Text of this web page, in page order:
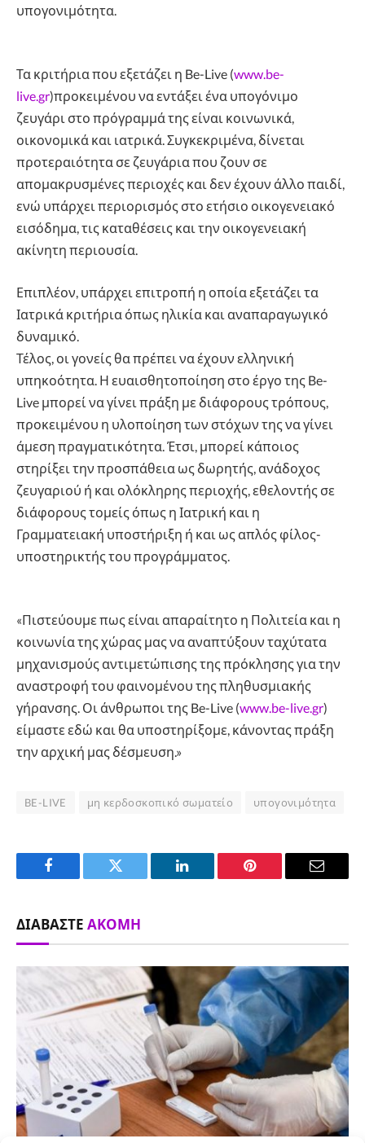
υπογονιμότητα.
Τα κριτήρια που εξετάζει η Be-Live (www.be-
live.gr)προκειμένου να εντάξει ένα υπογόνιμο
ζευγάρι στο πρόγραμμά της είναι κοινωνικά,
οικονομικά και ιατρικά. Συγκεκριμένα, δίνεται
προτεραιότητα σε ζευγάρια που ζουν σε
απομακρυσμένες περιοχές και δεν έχουν άλλο παιδί,
ενώ υπάρχει περιορισμός στο ετήσιο οικογενειακό
εισόδημα, τις καταθέσεις και την οικογενειακή
ακίνητη περιουσία.
Επιπλέον, υπάρχει επιτροπή η οποία εξετάζει τα
Ιατρικά κριτήρια όπως ηλικία και αναπαραγωγικό
δυναμικό.
Τέλος, οι γονείς θα πρέπει να έχουν ελληνική
υπηκοότητα. Η ευαισθητοποίηση στο έργο της Be-
Live μπορεί να γίνει πράξη με διάφορους τρόπους,
προκειμένου η υλοποίηση των στόχων της να γίνει
άμεση πραγματικότητα. Έτσι, μπορεί κάποιος
στηρίξει την προσπάθεια ως δωρητής, ανάδοχος
ζευγαριού ή και ολόκληρης περιοχής, εθελοντής σε
διάφορους τομείς όπως η Ιατρική και η
Γραμματειακή υποστήριξη ή και ως απλός φίλος-
υποστηρικτής του προγράμματος.
«Πιστεύουμε πως είναι απαραίτητο η Πολιτεία και η
κοινωνία της χώρας μας να αναπτύξουν ταχύτατα
μηχανισμούς αντιμετώπισης της πρόκλησης για την
αναστροφή του φαινομένου της πληθυσμιακής
γήρανσης. Οι άνθρωποι της Be-Live (www.be-live.gr)
είμαστε εδώ και θα υποστηρίξομε, κάνοντας πράξη
την αρχική μας δέσμευση.»
BE-LIVE μη κερδοσκοπικό σωματείο υπογονιμότητα
Facebook Twitter LinkedIn Pinterest Email
ΔΙΑΒΆΣΤΕ ΑΚΌΜΗ